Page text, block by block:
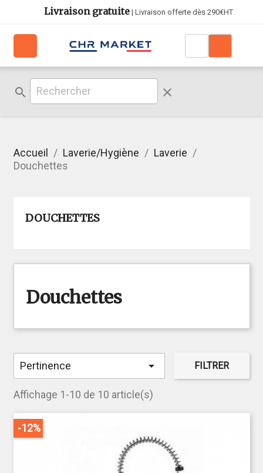
Livraison gratuite| Livraison offerte dès 290€HT
search clear
Accueil Laverie/Hygiène
Laverie
Douchettes
DOUCHETTES
Douchettes
Pertinence  FILTRER
Affichage 1-10 de 10 article(s)
-12%